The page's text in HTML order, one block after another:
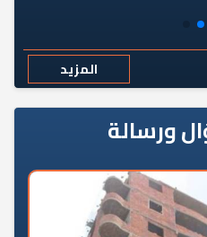
المزيد
ورسالة